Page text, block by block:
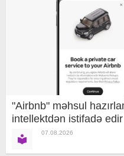
"Airbnb" məhsul
intellektdən istifadə edir
07.08.2026